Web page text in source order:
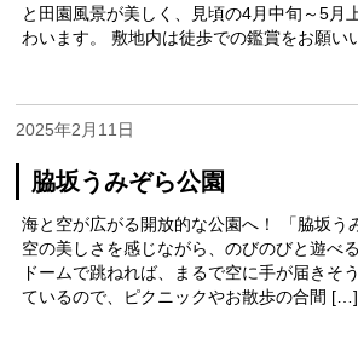
と田園風景が美しく、見頃の4月中旬～5月
わいます。 敷地内は徒歩での鑑賞をお願い
脇坂うみぞら公園
2025年2月11日
海と空が広がる開放的な公園へ！ 「脇坂う
空の美しさを感じながら、のびのびと遊べ
ドームで跳ねれば、まるで空に手が届きそ
ているので、ピクニックやお散歩の合間 […]